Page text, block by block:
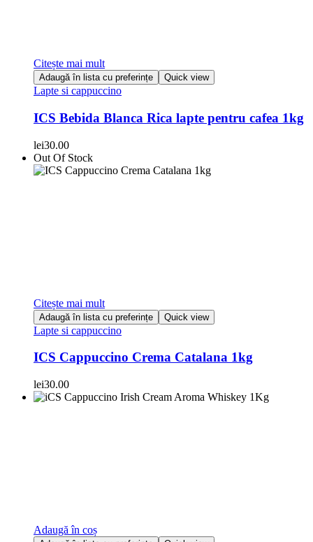
Citește mai mult
Adaugă în lista cu preferințe Quick view
Lapte si cappuccino
ICS Bebida Blanca Rica lapte pentru cafea 1kg
lei30.00
Out Of Stock
Citește mai mult
Adaugă în lista cu preferințe Quick view
Lapte si cappuccino
ICS Cappuccino Crema Catalana 1kg
lei30.00
Adaugă în coș